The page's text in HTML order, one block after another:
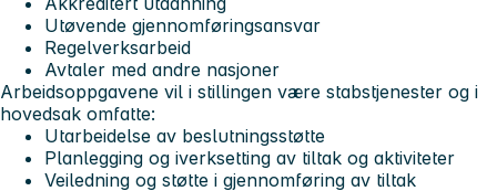
Utøvende gjennomføringsansvar
Regelverksarbeid
Avtaler med andre nasjoner
Arbeidsoppgavene vil i stillingen være stabstjenester og i
hovedsak omfatte:
Utarbeidelse av beslutningsstøtte
Planlegging og iverksetting av tiltak og aktiviteter
Veiledning og støtte i gjennomføring av tiltak